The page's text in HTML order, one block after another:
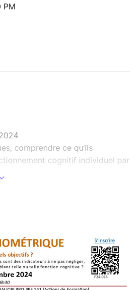
PM
comprendre ce qu’ils
cognitif individuel par
relation avec l’analyse du
de pouvoir évoquer des
professionnels pour affirmer
complémentaires et proposer